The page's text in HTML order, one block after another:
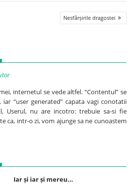
Nesfârșirile dragostei
internetul se vede altfel. “Contentul” se
iar “user generated” capata vagi conotatii
Userul, nu are incotro: trebuie sa-si fie
ca, intr-o zi, vom ajunge sa ne cunoastem
Iar și iar și mereu…